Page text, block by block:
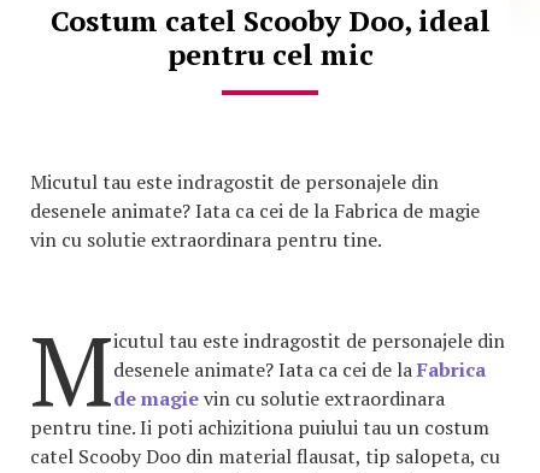
Costum catel Scooby Doo, ideal
pentru cel mic
Micutul tau este indragostit de personajele din
desenele animate? Iata ca cei de la Fabrica de magie
vin cu solutie extraordinara pentru tine.
Micutul tau este indragostit de personajele din
desenele animate? Iata ca cei de laFabrica
de magievin cu solutie extraordinara
pentru tine. Ii poti achizitiona puiului tau un costum
catel Scooby Doo din material flausat, tip salopeta, cu